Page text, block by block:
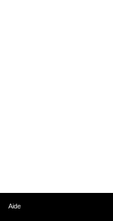
Aide